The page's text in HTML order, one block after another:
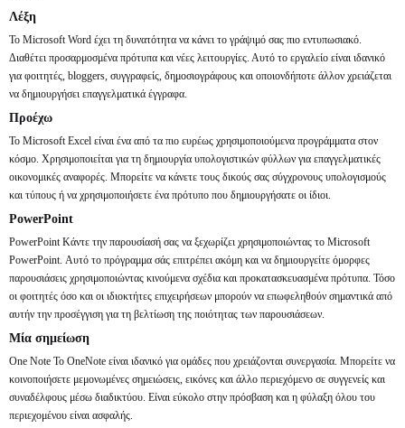
Λέξη
Το Microsoft Word έχει τη δυνατότητα να κάνει το γράψιμό σας πιο εντυπωσιακό.
Διαθέτει προσαρμοσμένα πρότυπα και νέες λειτουργίες. Αυτό το εργαλείο είναι ιδανικό
για φοιτητές, bloggers, συγγραφείς, δημοσιογράφους και οποιονδήποτε άλλον χρειάζεται
να δημιουργήσει επαγγελματικά έγγραφα.
Προέχω
Το Microsoft Excel είναι ένα από τα πιο ευρέως χρησιμοποιούμενα προγράμματα στον
κόσμο. Χρησιμοποιείται για τη δημιουργία υπολογιστικών φύλλων για επαγγελματικές
οικονομικές αναφορές. Μπορείτε να κάνετε τους δικούς σας σύγχρονους υπολογισμούς
και τύπους ή να χρησιμοποιήσετε ένα πρότυπο που δημιουργήσατε οι ίδιοι.
PowerPoint
PowerPoint Κάντε την παρουσίασή σας να ξεχωρίζει χρησιμοποιώντας το Microsoft
PowerPoint. Αυτό το πρόγραμμα σάς επιτρέπει ακόμη και να δημιουργείτε όμορφες
παρουσιάσεις χρησιμοποιώντας κινούμενα σχέδια και προκατασκευασμένα πρότυπα. Τόσο
οι φοιτητές όσο και οι ιδιοκτήτες επιχειρήσεων μπορούν να επωφεληθούν σημαντικά από
αυτήν την προσέγγιση για τη βελτίωση της ποιότητας των παρουσιάσεων.
Μία σημείωση
One Note Το OneNote είναι ιδανικό για ομάδες που χρειάζονται συνεργασία. Μπορείτε να
κοινοποιήσετε μεμονωμένες σημειώσεις, εικόνες και άλλο περιεχόμενο σε συγγενείς και
συναδέλφους μέσω διαδικτύου. Είναι εύκολο στην πρόσβαση και η φύλαξη όλου του
περιεχομένου είναι ασφαλής.